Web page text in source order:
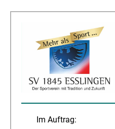
Im Auftrag: